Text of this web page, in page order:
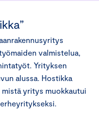
valmistelua,
Yrityksen
alussa. Hostikka
yritys muokkautui